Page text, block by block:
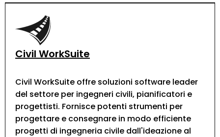
Civil WorkSuite
Civil WorkSuite offre soluzioni software leader
del settore per ingegneri civili, pianificatori e
progettisti. Fornisce potenti strumenti per
progettare e consegnare in modo efficiente
progetti di ingegneria civile dall'ideazione al